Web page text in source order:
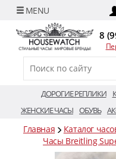
8
ДОРОГИЕ РЕПЛИКИ
ЖЕНСКИЕ ЧАСЫ ОБУВЬ
Главная Каталог
Часы Breitling